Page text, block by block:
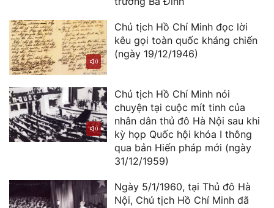
Chủ tịch Hồ Chí Minh đọc lời
kêu gọi toàn quốc kháng chiến
(ngày 19/12/1946)
Chủ tịch Hồ Chí Minh nói
chuyện tại cuộc mít tinh của
nhân dân thủ đô Hà Nội sau khi
kỳ họp Quốc hội khóa I thông
qua bản Hiến pháp mới (ngày
31/12/1959)
Ngày 5/1/1960, tại Thủ đô Hà
Nội, Chủ tịch Hồ Chí Minh đã